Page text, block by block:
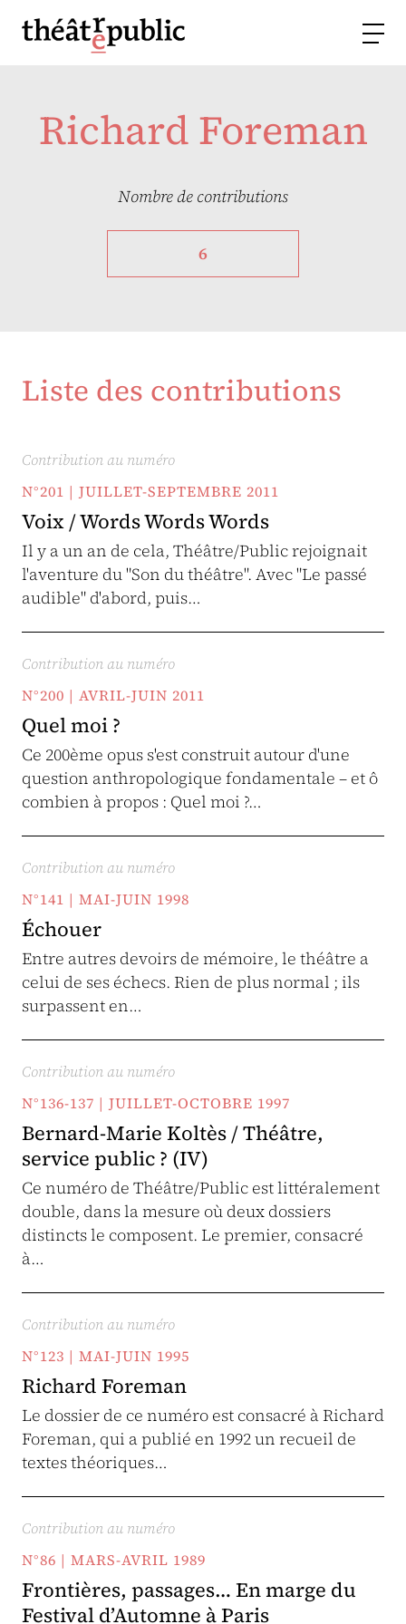
Richard Foreman
Nombre de contributions
6
Liste des contributions
Contribution au numéro
N°201 | JUILLET-SEPTEMBRE 2011
Voix / Words Words Words
Il y a un an de cela, Théâtre/Public rejoignait
l'aventure du "Son du théâtre". Avec "Le passé
audible" d'abord, puis…
Contribution au numéro
N°200 | AVRIL-JUIN 2011
Quel moi ?
Ce 200ème opus s'est construit autour d'une
question anthropologique fondamentale – et ô
combien à propos : Quel moi ?…
Contribution au numéro
N°141 | MAI-JUIN 1998
Échouer
Entre autres devoirs de mémoire, le théâtre a
celui de ses échecs. Rien de plus normal ; ils
surpassent en…
Contribution au numéro
N°136-137 | JUILLET-OCTOBRE 1997
Bernard-Marie Koltès / Théâtre,
service public ? (IV)
Ce numéro de Théâtre/Public est littéralement
double, dans la mesure où deux dossiers
distincts le composent. Le premier, consacré
à…
Contribution au numéro
N°123 | MAI-JUIN 1995
Richard Foreman
Le dossier de ce numéro est consacré à Richard
Foreman, qui a publié en 1992 un recueil de
textes théoriques…
Contribution au numéro
N°86 | MARS-AVRIL 1989
Frontières, passages… En marge du
Festival d’Automne à Paris